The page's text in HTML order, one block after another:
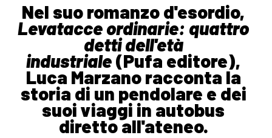
Nel suo romanzo d'esordio,
Levatacce ordinarie: quattro
detti dell'età
industriale(Pufa editore),
Luca Marzano racconta la
storia di un pendolare e dei
suoi viaggi in autobus
diretto all'ateneo.